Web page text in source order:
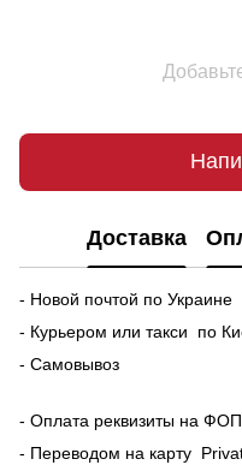
Доставка
- Новой почтой по Украине
- Курьером или такси по
- Самовывоз
- Оплата реквизиты на ФОП
- Переводом на карту